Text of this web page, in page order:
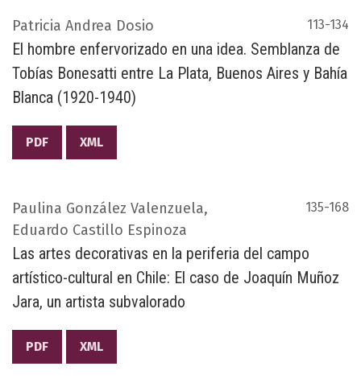
Patricia Andrea Dosio 113-134
El hombre enfervorizado en una idea. Semblanza de
Tobías Bonesatti entre La Plata, Buenos Aires y Bahía
Blanca (1920-1940)
PDF XML
Paulina González Valenzuela,
Eduardo Castillo Espinoza
135-168
Las artes decorativas en la periferia del campo
artístico-cultural en Chile: El caso de Joaquín Muñoz
Jara, un artista subvalorado
PDF XML